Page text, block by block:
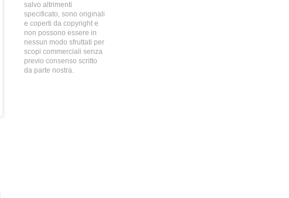
salvo altrimenti
specificato, sono originali
e coperti da copyright e
non possono essere in
nessun modo sfruttati per
scopi commerciali senza
previo consenso scritto
da parte nostra.